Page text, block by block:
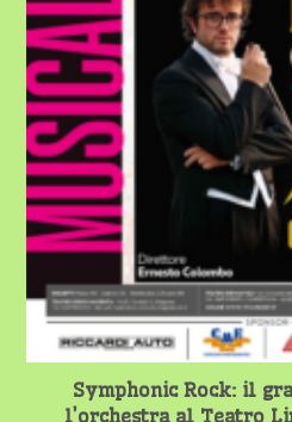
Symphonic Rock: il
l’orchestra al Teatro